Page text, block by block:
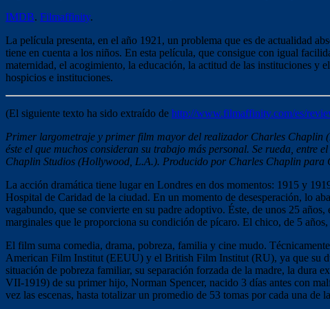
IMDB. Filmaffinity.
La película presenta, en el año 1921, un problema que es de actualidad
tiene en cuenta a los niños. En esta película, que consigue con igual
maternidad, el acogimiento, la educación, la actitud de las instituciones y
hospicios e instituciones.
(El siguiente texto ha sido extraído de http://www.filmaffinity.com/es/
Primer largometraje y primer film mayor del realizador Charles Chaplin
éste el que muchos consideran su trabajo más personal. Se rueda, entre
Chaplin Studios (Hollywood, L.A.). Producido por Charles Chaplin para
La acción dramática tiene lugar en Londres en dos momentos: 1915 y
Hospital de Caridad de la ciudad. En un momento de desesperación, lo
vagabundo, que se convierte en su padre adoptivo. Éste, de unos 25
marginales que le proporciona su condición de pícaro. El chico, de 5
El film suma comedia, drama, pobreza, familia y cine mudo.
American Film Institut (EEUU) y el British Film Institut (RU), ya que su
situación de pobreza familiar, su separación forzada de la madre, la dura
VII-1919) de su primer hijo, Norman Spencer, nacido 3 días antes con
vez las escenas, hasta totalizar un promedio de 53 tomas por cada una de